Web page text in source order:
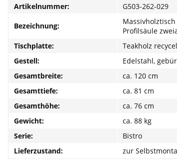
Artikelnummer:
G503-262-029
Bezeichnung:
Profilsäule
Tischplatte:
Teakholz
Gestell:
Edelstahl,
Gesamtbreite:
ca. 120 cm
Gesamttiefe:
ca. 81 cm
Gesamthöhe:
ca. 76 cm
Gewicht:
ca. 88 kg
Serie:
Bistro
Lieferzustand:
zur